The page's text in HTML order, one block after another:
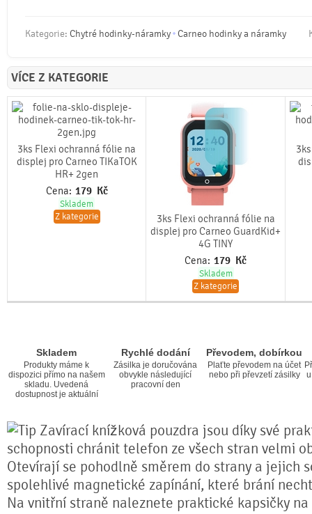
Kategorie: Chytré hodinky-náramky Carneo hodinky a náramky
VÍCE Z KATEGORIE
3ks Flexi ochranná fólie na
displej pro Carneo TIKaTOK
HR+ 2gen
Cena: 179 Kč
Skladem
Z kategorie
3ks Flexi ochranná fólie na
displej pro Carneo GuardKid+
4G TINY
Cena: 179 Kč
Skladem
Z kategorie
Skladem
Produkty máme k
dispozici přímo na našem
skladu. Uvedená
dostupnost je aktuální
Rychlé dodání
Zásilka je doručována
obvykle následující
pracovní den
Převodem, dobírkou
Plaťte převodem na účet
nebo při převzetí zásilky
Zavírací knížková pouzdra jsou díky své
schopnosti chránit telefon ze všech stran velmi
Otevírají se pohodlně směrem do strany a jejich
spolehlivé magnetické zapínání, které brání
Na vnitřní straně naleznete praktické kapsičky na